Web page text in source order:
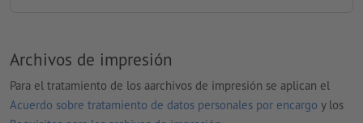
Archivos de impresión
Para el tratamiento de los aarchivos de impresión se aplican el
Acuerdo sobre tratamiento de datos personales por encargo y los